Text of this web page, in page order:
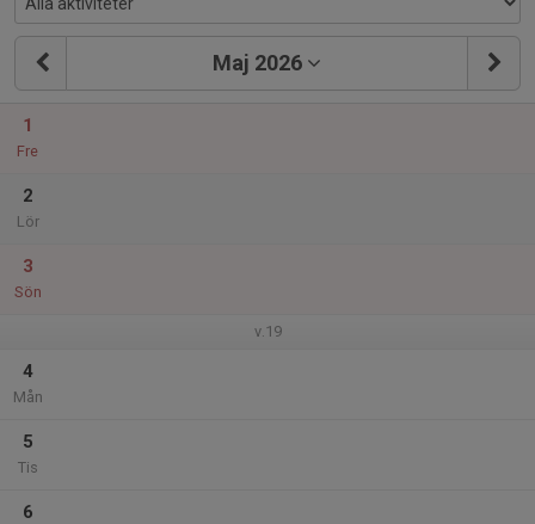
Maj 2026
1
Fre
2
Lör
3
Sön
v.19
4
Mån
5
Tis
6